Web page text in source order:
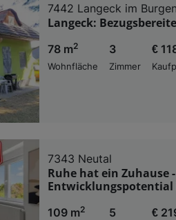
7442 Langeck im
Langeck:
78 m2
Wohnfläche
3
Zimmer
€
7343 Neutal
Ruhe hat ein Zuhause
Entwicklungspotential
109 m2
5 €